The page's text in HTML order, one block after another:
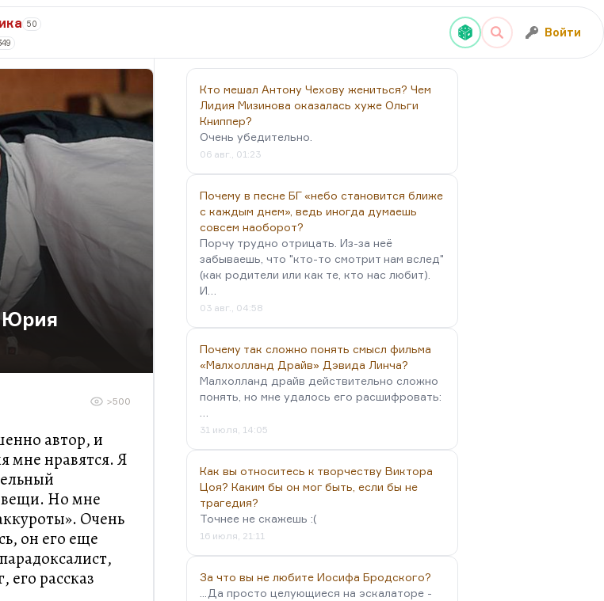
50
Войти
Юрия
>500
автор, и
мне нравятся. Я
вещи. Но мне
Очень
он его еще
его рассказ
Кто мешал Антону Чехову жениться? Чем
Лидия Мизинова оказалась хуже Ольги
Книппер?
Очень убедительно.
06 авг., 01:23
Почему в песне БГ «небо становится ближе
с каждым днем», ведь иногда думаешь
совсем наоборот?
Порчу трудно отрицать. Из-за неё
забываешь, что "кто-то смотрит нам вслед"
(как родители или как те, кто нас любит).
И…
03 авг., 04:58
Почему так сложно понять смысл фильма
«Малхолланд Драйв» Дэвида Линча?
Малхолланд драйв действительно сложно
понять, но мне удалось его расшифровать:
31 июля, 14:05
Как вы относитесь к творчеству Виктора
Цоя? Каким бы он мог быть, если бы не
трагедия?
Точнее не скажешь :(
16 июля, 21:11
За что вы не любите Иосифа Бродского?
...Да просто целующиеся на эскалаторе -